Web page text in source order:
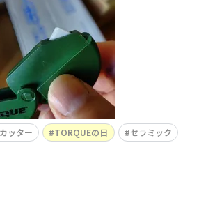
ッター TORQUEの日
セラミック